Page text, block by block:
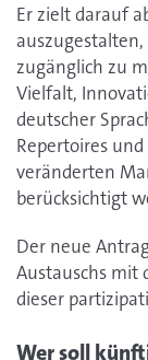
Er zielt darauf
zugänglich zu
Vielfalt,
deutscher
Repertoires
veränderten
berücksichtigt
Der neue
Austauschs mit
dieser
Wer soll